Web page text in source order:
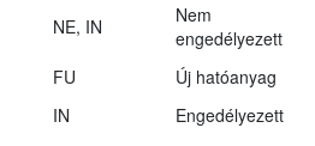
NE, IN
Nem
engedélyezett
FU
Új hatóanyag
IN
Engedélyezett